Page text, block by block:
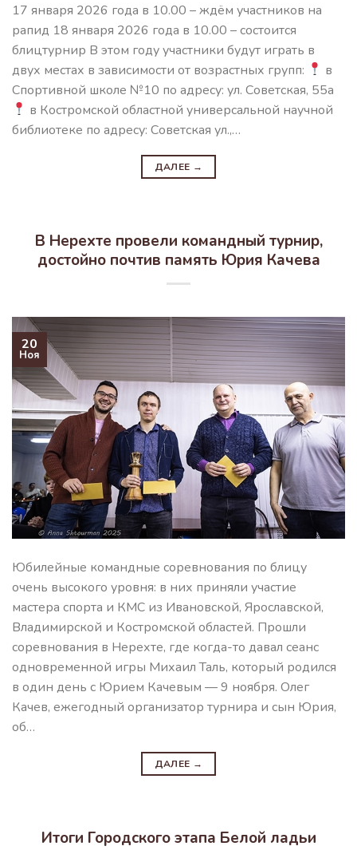
17 января 2026 года в 10.00 – ждём участников на
рапид 18 января 2026 года в 10.00 – состоится
блицтурнир В этом году участники будут играть в
двух местах в зависимости от возрастных групп:
в
Спортивной школе №10 по адресу: ул. Советская, 55а
в Костромской областной универсальной научной
библиотеке по адресу: Советская ул.,…
ДАЛЕЕ →
В Нерехте провели командный турнир,
достойно почтив память Юрия Качева
20
Ноя
Юбилейные командные соревнования по блицу
очень высокого уровня: в них приняли участие
мастера спорта и КМС из Ивановской, Ярославской,
Владимирской и Костромской областей. Прошли
соревнования в Нерехте, где когда-то давал сеанс
одновременной игры Михаил Таль, который родился
в один день с Юрием Качевым — 9 ноября. Олег
Качев, ежегодный организатор турнира и сын Юрия,
об…
ДАЛЕЕ →
Итоги Городского этапа Белой ладьи